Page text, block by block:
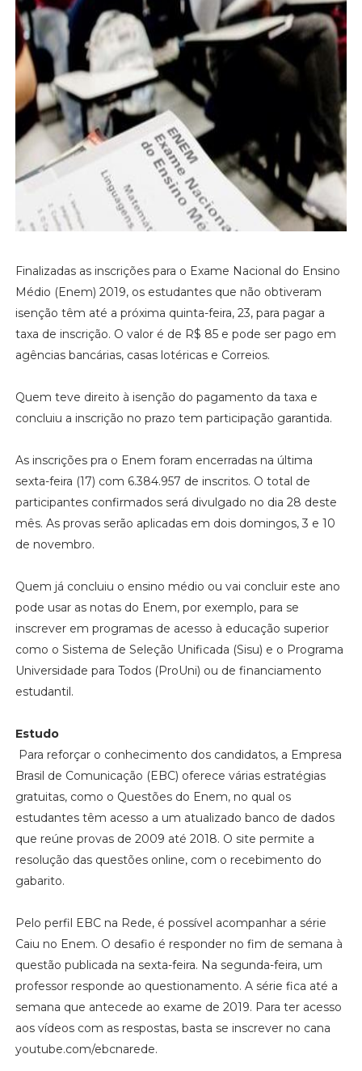
Finalizadas as inscrições para o Exame Nacional do Ensino
Médio (Enem) 2019, os estudantes que não obtiveram
isenção têm até a próxima quinta-feira, 23, para pagar a
taxa de inscrição. O valor é de R$ 85 e pode ser pago em
agências bancárias, casas lotéricas e Correios.
Quem teve direito à isenção do pagamento da taxa e
concluiu a inscrição no prazo tem participação garantida.
As inscrições pra o Enem foram encerradas na última
sexta-feira (17) com 6.384.957 de inscritos. O total de
participantes confirmados será divulgado no dia 28 deste
mês. As provas serão aplicadas em dois domingos, 3 e 10
de novembro.
Quem já concluiu o ensino médio ou vai concluir este ano
pode usar as notas do Enem, por exemplo, para se
inscrever em programas de acesso à educação superior
como o Sistema de Seleção Unificada (Sisu) e o Programa
Universidade para Todos (ProUni) ou de financiamento
estudantil.
Estudo
Para reforçar o conhecimento dos candidatos, a Empresa
Brasil de Comunicação (EBC) oferece várias estratégias
gratuitas, como o Questões do Enem, no qual os
estudantes têm acesso a um atualizado banco de dados
que reúne provas de 2009 até 2018. O site permite a
resolução das questões online, com o recebimento do
gabarito.
Pelo perfil EBC na Rede, é possível acompanhar a série
Caiu no Enem. O desafio é responder no fim de semana à
questão publicada na sexta-feira. Na segunda-feira, um
professor responde ao questionamento. A série fica até a
semana que antecede ao exame de 2019. Para ter acesso
aos vídeos com as respostas, basta se inscrever no cana
youtube.com/ebcnarede.